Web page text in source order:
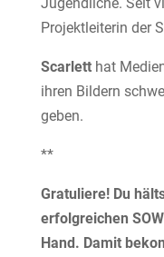
Projektleiterin der
Scarletthat
ihren Bildern
geben.
**
Gratuliere! Du
erfolgreichen
Hand. Damit